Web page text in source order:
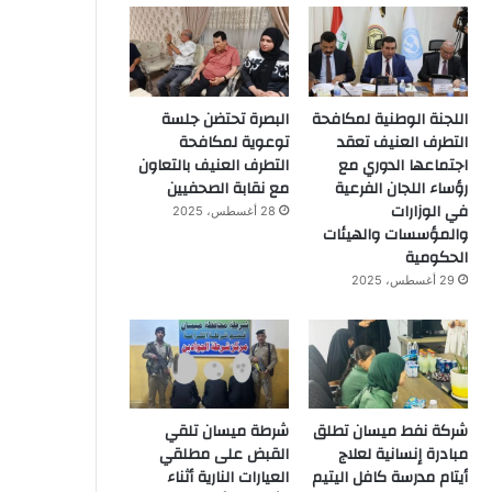
اللجنة الوطنية لمكافحة
التطرف العنيف تعقد
اجتماعها الدوري مع
رؤساء اللجان الفرعية
في الوزارات
والمؤسسات والهيئات
الحكومية
29 أغسطس، 2025
البصرة تحتضن جلسة
توعوية لمكافحة
التطرف العنيف بالتعاون
مع نقابة الصحفيين
28 أغسطس، 2025
شركة نفط ميسان تطلق
مبادرة إنسانية لعلاج
أيتام مدرسة كافل اليتيم
شرطة ميسان تلقي
القبض على مطلقي
العيارات النارية أثناء